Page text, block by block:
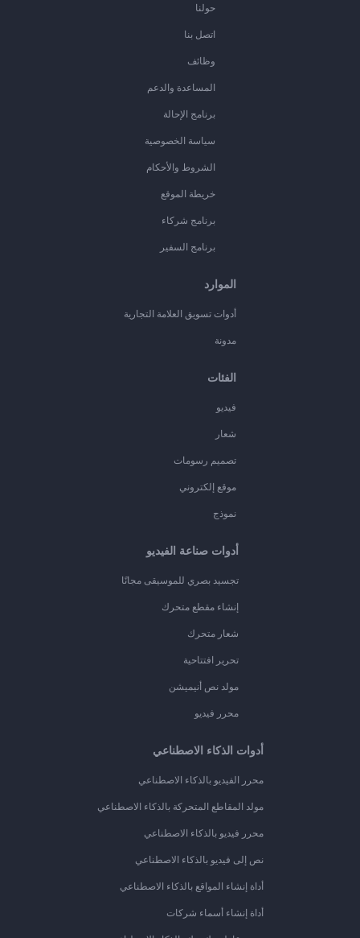
حولنا
اتصل بنا
وظائف
المساعدة والدعم
برنامج الإحالة
سياسة الخصوصية
الشروط والأحكام
خريطة الموقع
برنامج شركاء
برنامج السفير
الموارد
أدوات تسويق العلامة التجارية
مدونة
الفئات
فيديو
شعار
تصميم رسومات
موقع إلكتروني
نموذج
أدوات صناعة الفيديو
تجسيد بصري للموسيقى مجانًا
إنشاء مقطع متحرك
شعار متحرك
تحرير افتتاحية
مولد نص أنيميشن
محرر فيديو
أدوات الذكاء الاصطناعي
محرر الفيديو بالذكاء الاصطناعي
مولد المقاطع المتحركة بالذكاء الاصطناعي
محرر فيديو بالذكاء الاصطناعي
نص إلى فيديو بالذكاء الاصطناعي
أداة إنشاء المواقع بالذكاء الاصطناعي
أداة إنشاء أسماء شركات